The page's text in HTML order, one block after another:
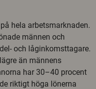
hela arbetsmarknaden.
männen och
och låginkomsttagare.
än männens
har 30–40 procent
riktigt höga lönerna